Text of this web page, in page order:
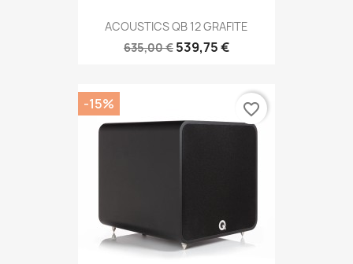
ACOUSTICS QB 12 GRAFITE
635,00 € 539,75 €
-15% favorite_border